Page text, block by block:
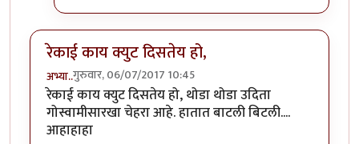
रेकाई काय क्युट दिसतेय हो,
अभ्या..गुरुवार, 06/07/2017 10:45
रेकाई काय क्युट दिसतेय हो, थोडा थोडा उदिता
गोस्वामीसारखा चेहरा आहे. हातात बाटली बिटली....
आहाहाहा